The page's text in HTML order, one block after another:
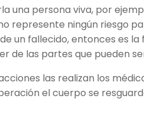
una persona viva, por
represente ningún riesgo
un fallecido, entonces es
de las partes que pueden
las realizan los
el cuerpo se